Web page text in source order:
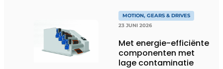
MOTION, GEARS & DRIVES
23 JUNI 2026
Met energie-efficiënte
componenten met
lage contaminatie